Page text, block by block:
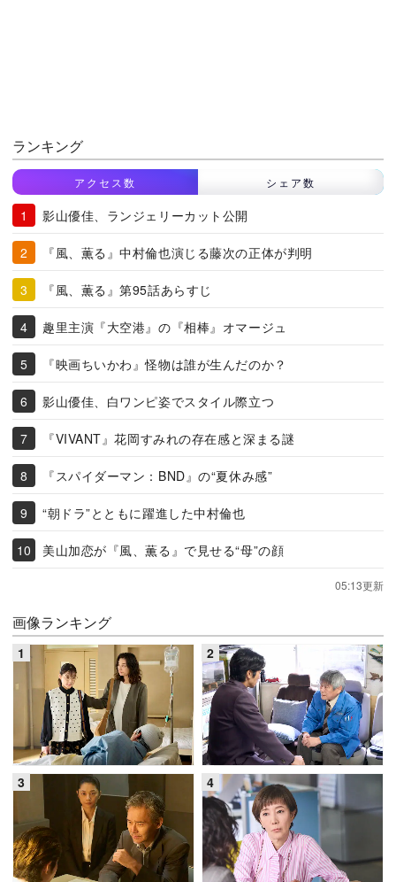
ランキング
アクセス数 シェア数
影山優佳、ランジェリーカット公開
『風、薫る』中村倫也演じる藤次の正体が判明
『風、薫る』第95話あらすじ
趣里主演『大空港』の『相棒』オマージュ
『映画ちいかわ』怪物は誰が生んだのか？
影山優佳、白ワンピ姿でスタイル際立つ
『VIVANT』花岡すみれの存在感と深まる謎
『スパイダーマン：BND』の“夏休み感”
“朝ドラ”とともに躍進した中村倫也
美山加恋が『風、薫る』で見せる“母”の顔
05:13更新
画像ランキング